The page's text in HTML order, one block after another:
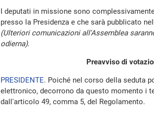
I deputati in missione sono
presso la Presidenza e che sarà pubblicato
(Ulteriori comunicazioni all'Assemblea
odierna).
Preavviso di
PRESIDENTE. Poiché nel corso della seduta
elettronico, decorrono da questo momento i
dall'articolo 49, comma 5, del Regolamento.